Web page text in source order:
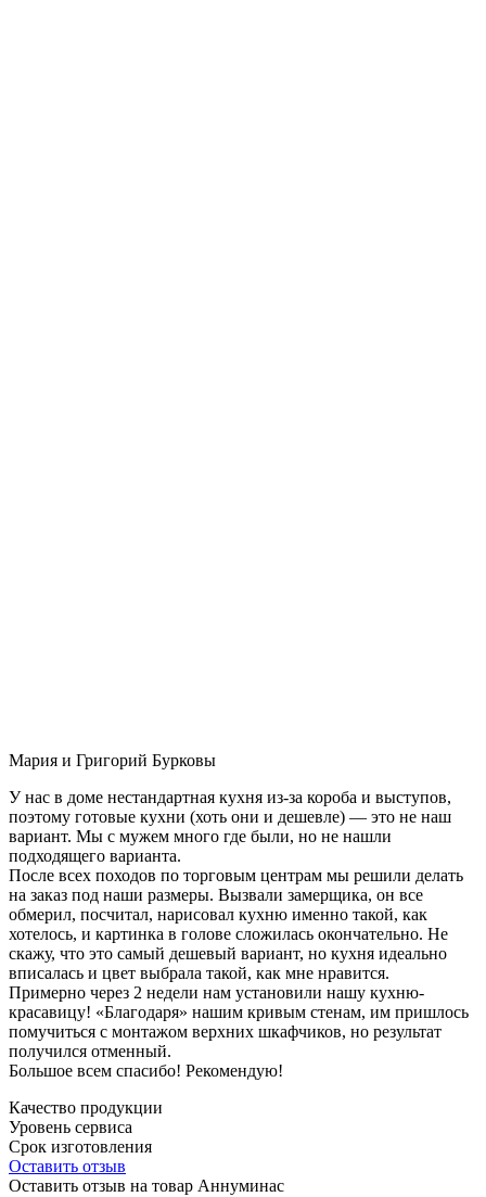
Мария и Григорий Бурковы
У нас в доме нестандартная кухня из-за короба и выступов,
поэтому готовые кухни (хоть они и дешевле) — это не наш
вариант. Мы с мужем много где были, но не нашли
подходящего варианта.
После всех походов по торговым центрам мы решили делать
на заказ под наши размеры. Вызвали замерщика, он все
обмерил, посчитал, нарисовал кухню именно такой, как
хотелось, и картинка в голове сложилась окончательно. Не
скажу, что это самый дешевый вариант, но кухня идеально
вписалась и цвет выбрала такой, как мне нравится.
Примерно через 2 недели нам установили нашу кухню-
красавицу! «Благодаря» нашим кривым стенам, им пришлось
помучиться с монтажом верхних шкафчиков, но результат
получился отменный.
Большое всем спасибо! Рекомендую!
Качество продукции
Уровень сервиса
Срок изготовления
Оставить отзыв
Оставить отзыв на товар Аннуминас